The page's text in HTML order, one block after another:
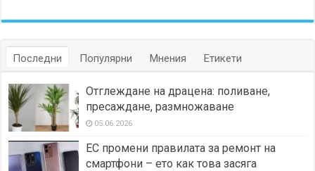
Последни Популярни Мнения Етикети
Отглеждане на драцена: поливане,
пресаждане, размножаване
05.06.2026
ЕС промени правилата за ремонт на
смартфони – ето как това засяга